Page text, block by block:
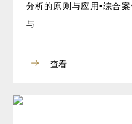
分析的原则与应用•综合
与......
查看